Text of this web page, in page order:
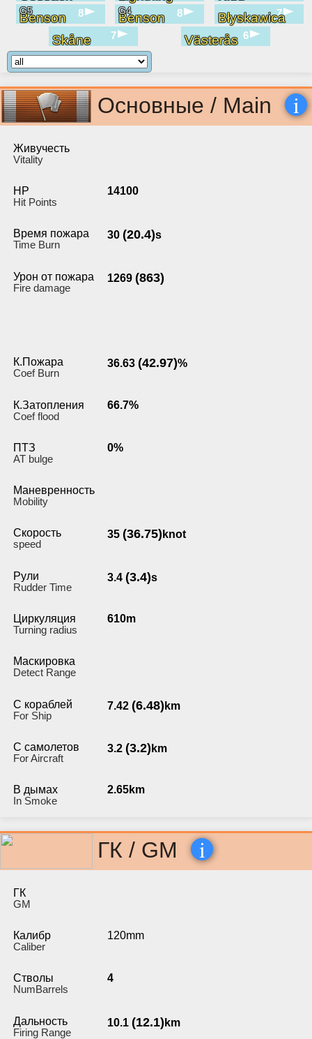
8
Benson
G5 8
Benson
G4 7
Błyskawica
7
Skåne 6
Västerås
Основные / Main i
Живучесть
Vitality
HP
Hit Points
14100
Время пожара
Time Burn
30 (20.4)s
Урон от пожара
Fire damage
1269 (863)
К.Пожара
Coef Burn
36.63 (42.97)%
К.Затопления
Coef flood
66.7%
ПТЗ
AT bulge
0%
Маневренность
Мobility
Скорость
speed
35 (36.75) knot
Рули
Rudder Time
3.4 (3.4)s
Циркуляция
Turning radius
610m
Маскировка
Detect Range
С кораблей
For Ship
7.42 (6.48) km
С самолетов
For Aircraft
3.2 (3.2) km
В дымах
In Smoke
2.65km
ГК / GM i
ГК
GM
Калибр
Caliber
120mm
Стволы
NumBarrels
4
Дальность
Firing Range
10.1 (12.1) km